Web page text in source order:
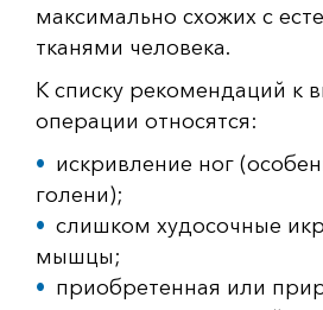
максимально схожих с
тканями человека.
К списку рекомендаций к
операции относятся:
искривление ног
голени);
слишком худосочные
мышцы;
приобретенная или